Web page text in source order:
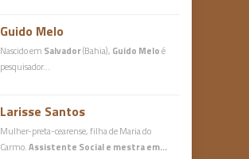
Guido Melo
Nascido em Salvador(Bahia), Guido Meloé
pesquisador…
Larisse Santos
Mulher-preta-cearense, filha de Maria do
Carmo.Assistente Social e mestra em…